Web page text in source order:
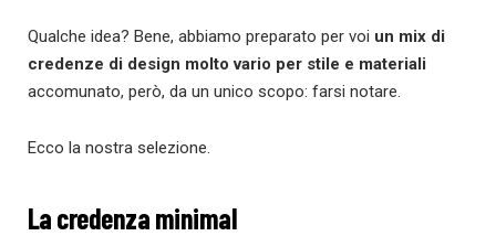
Qualche idea? Bene, abbiamo preparato per voi un mix di
credenze di design molto vario per stile e materiali
accomunato, però, da un unico scopo: farsi notare.
Ecco la nostra selezione.
La credenza minimal